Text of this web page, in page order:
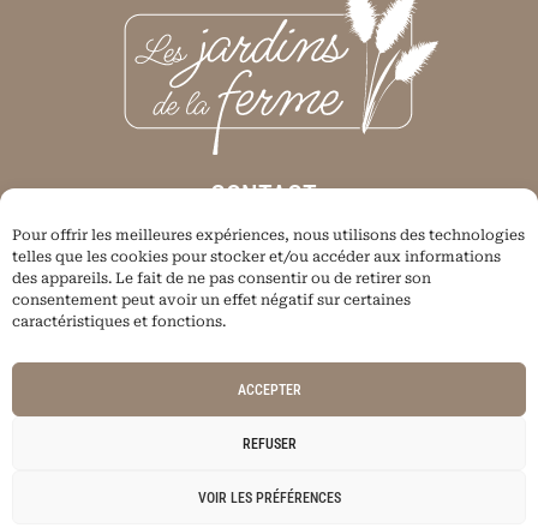
Pour offrir les meilleures expériences, nous utilisons des technologies
telles que les cookies pour stocker et/ou accéder aux informations
des appareils. Le fait de ne pas consentir ou de retirer son
consentement peut avoir un effet négatif sur certaines
caractéristiques et fonctions.
ACCEPTER
REFUSER
VOIR LES PRÉFÉRENCES
CONTACT :
Thier Hamal 25
4630 Soumagne
lesjardinsdelaferme@icloud.com
BE0774.191.543